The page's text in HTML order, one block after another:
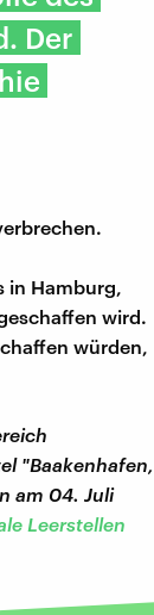
Der
in Hamburg,
wird.
würden,
"Baakenhafen,
am 04. Juli
Leerstellen